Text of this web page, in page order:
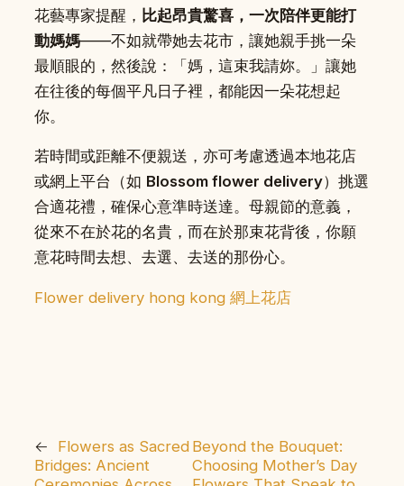
花藝專家提醒， 比起昂貴驚喜，一次陪伴更能打
動媽媽——不如就帶她去花市，讓她親手挑一朵
最順眼的，然後說：「媽，這束我請妳。」讓她
在往後的每個平凡日子裡，都能因一朵花想起
你。
若時間或距離不便親送，亦可考慮透過本地花店
或網上平台（如 Blossom flower delivery）挑選
合適花禮，確保心意準時送達。母親節的意義，
從來不在於花的名貴，而在於那束花背後，你願
意花時間去想、去選、去送的那份心。
Flower delivery hong kong 網上花店
←
Flowers as Sacred
Bridges: Ancient
Beyond the Bouquet:
Choosing Mother’s Day